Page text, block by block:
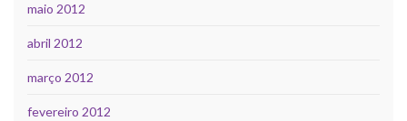
maio 2012
abril 2012
março 2012
fevereiro 2012